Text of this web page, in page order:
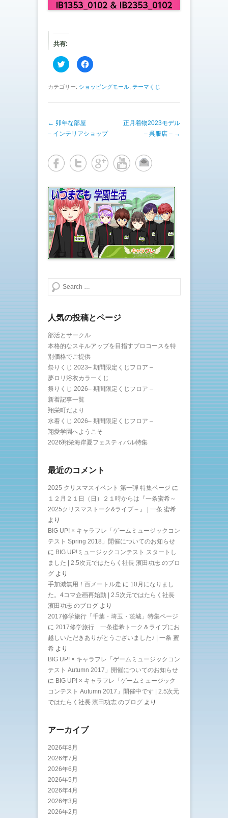
共有:
ク
リ
し
w
t
e
r
新
ウ
ィ
ン
ド
ウ
で
開
き
ま
す
F
a
b
k
る
ク
リ
ッ
ク
て
く
だ
さ
い
(
新
し
い
ウ
ィ
ン
ド
開
す
カテゴリー: ショッピングモール テーマくじ
投稿ナビゲーション
← 卯年な部屋
– インテリアショップ
正月着物2023モデル
– 呉服店 – →
検索する
人気の投稿とページ
部活とサークル
本格的なスキルアップを目指すプロコースを特
別価格でご提供
祭りくじ 2023– 期間限定くじフロア –
夢ロリ浴衣カラーくじ
祭りくじ 2026– 期間限定くじフロア –
新着記事一覧
翔栄町だより
水着くじ 2026– 期間限定くじフロア –
翔愛学園へようこそ
2026翔栄海岸夏フェスティバル特集
最近のコメント
2025 クリスマスイベント 第一弾 特集ページ に
１２月２１日（日）２１時からは『一条蜜希～
2025クリスマストーク&ライブ～』 | 一条 蜜希
より
BIG UP! × キャラフレ「ゲームミュージックコン
テスト Spring 2018」開催についてのお知らせ
に BIG UP!ミュージックコンテスト スタートし
ました | 2.5次元ではたらく社長 濱田功志 のブロ
グ より
手加減無用！百メートル走 に 10月になりまし
た。4コマ企画再始動 | 2.5次元ではたらく社長
濱田功志 のブログ より
2017修学旅行「千葉・埼玉・茨城」特集ページ
に 2017修学旅行 一条蜜希トーク＆ライブにお
越しいただきありがとうございました♪ | 一条 蜜
希 より
BIG UP! × キャラフレ「ゲームミュージックコン
テスト Autumn 2017」開催についてのお知らせ
に BIG UP! × キャラフレ「ゲームミュージック
コンテスト Autumn 2017」開催中です | 2.5次元
ではたらく社長 濱田功志 のブログ より
アーカイブ
2026年8月
2026年7月
2026年6月
2026年5月
2026年4月
2026年3月
2026年2月